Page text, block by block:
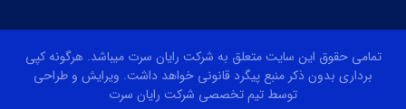
تمامی حقوق این سایت متعلق به شرکت رایان سرت میباشد. هرگونه کپی
برداری بدون ذکر منبع پیگرد قانونی خواهد داشت. ویرایش و طراحی
توسط تیم تخصصی شرکت رایان سرت